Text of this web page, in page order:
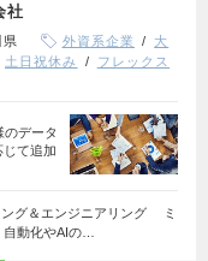
社
県 外資系企業
大
土日祝休み
フレックス
のデータ
て追加
ング＆エンジニアリング ミ
動化やAIの…